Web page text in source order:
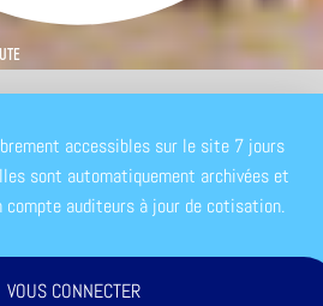
accessibles sur le site 7 jours
sont automatiquement archivées et
compte auditeurs à jour de cotisation.
VOUS CONNECTER